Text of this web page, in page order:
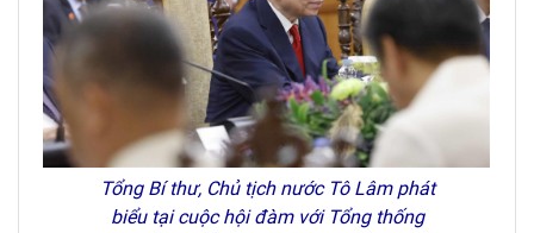
Tổng Bí thư, Chủ tịch nước Tô Lâm phát
biểu tại cuộc hội đàm với Tổng thống